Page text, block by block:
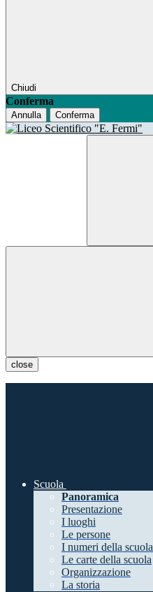
Chiudi
Conferma
Annulla Conferma
close
Scuola
Panoramica
Presentazione
I luoghi
Le persone
I numeri della scuola
Le carte della scuola
Organizzazione
La storia